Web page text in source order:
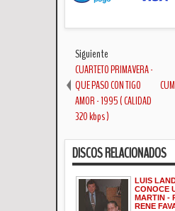
Siguiente
CUARTETO PRIMAVERA -
QUE PASO CON TIGO
AMOR - 1995 ( CALIDAD
320 kbps )
DISCOS RELACIONADOS
LUIS
CONOCE
MARTIN -
RENE